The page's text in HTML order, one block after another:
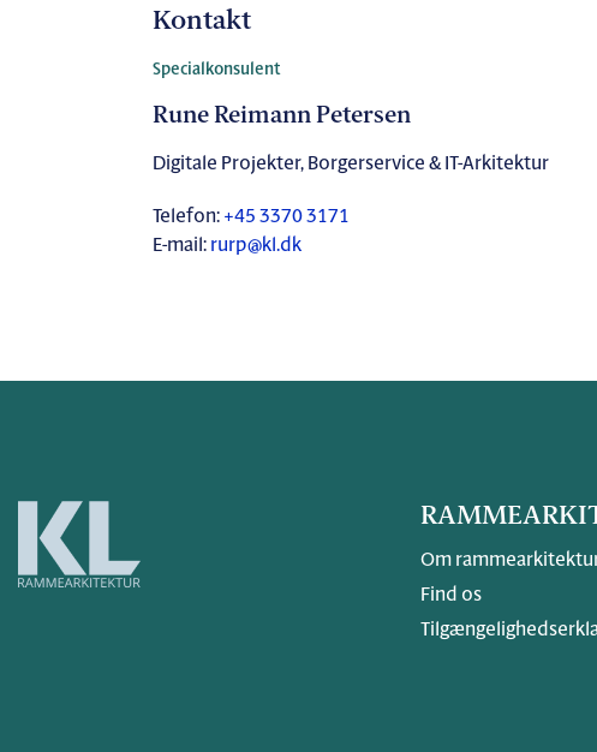
Kontakt
Specialkonsulent
Rune Reimann Petersen
Digitale Projekter, Borgerservice & IT-Arkitektur
Telefon:+45 3370 3171
E-mail: rurp@kl.dk
Om
Find os